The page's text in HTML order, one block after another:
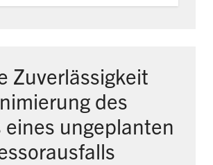
Zuverlässigkeit
des
eines ungeplanten